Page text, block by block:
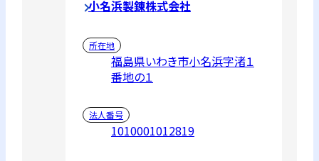
小名浜製錬株式会社
所在地
福島県いわき市小名浜字渚１
番地の１
法人番号
1010001012819